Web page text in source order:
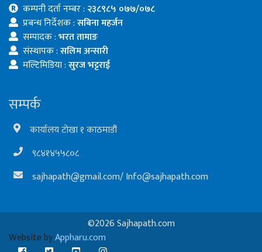
कम्पनी दर्ता नम्बर : २३८९८५ ०७७/०७८
प्रबन्ध निर्देशक :सबिना महर्जन
सम्पादक :भरत तामाङ
संस्थापक :सलिम अन्सारी
मल्टिमिडिया :सुरज भट्टराई
सम्पर्क
कार्यालय टोखा १ काठमाडौं
९८४१४५५८०८
sajhapath@gmail.com/Info@sajhapath.com
©2026 Sajhapath.com
Website byAppharu.com